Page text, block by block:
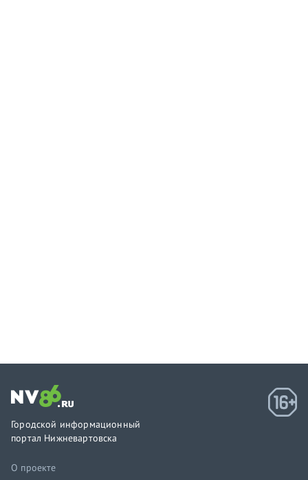
Городской информационный
портал Нижневартовска
О проекте